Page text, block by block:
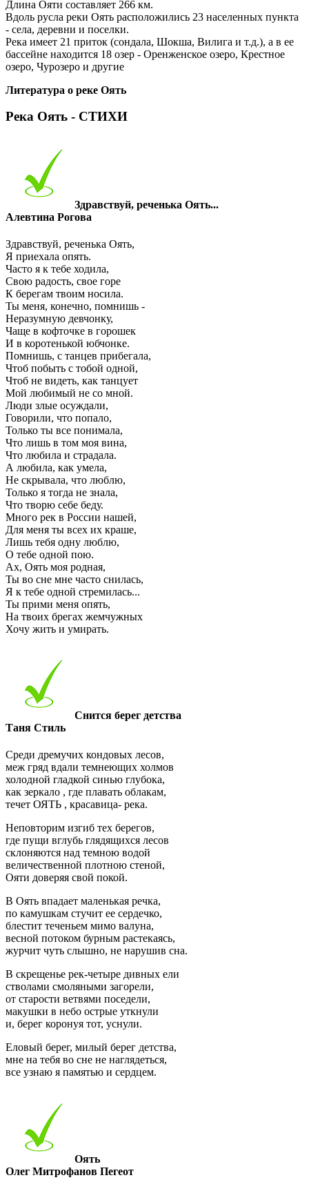
Длина Ояти составляет 266 км.
Вдоль русла реки Оять расположились 23 населенных пункта
- села, деревни и поселки.
Река имеет 21 приток (сондала, Шокша, Вилига и т.д.), а в ее
бассейне находится 18 озер - Оренженское озеро, Крестное
озеро, Чурозеро и другие
Литература о реке Оять
Река Оять - СТИХИ
Здравствуй, реченька Оять...
Алевтина Рогова
Здравствуй, реченька Оять,
Я приехала опять.
Часто я к тебе ходила,
Свою радость, свое горе
К берегам твоим носила.
Ты меня, конечно, помнишь -
Неразумную девчонку,
Чаще в кофточке в горошек
И в коротенькой юбчонке.
Помнишь, с танцев прибегала,
Чтоб побыть с тобой одной,
Чтоб не видеть, как танцует
Мой любимый не со мной.
Люди злые осуждали,
Говорили, что попало,
Только ты все понимала,
Что лишь в том моя вина,
Что любила и страдала.
А любила, как умела,
Не скрывала, что люблю,
Только я тогда не знала,
Что творю себе беду.
Много рек в России нашей,
Для меня ты всех их краше,
Лишь тебя одну люблю,
О тебе одной пою.
Ах, Оять моя родная,
Ты во сне мне часто снилась,
Я к тебе одной стремилась...
Ты прими меня опять,
На твоих брегах жемчужных
Хочу жить и умирать.
Снится берег детства
Таня Стиль
Среди дремучих кондовых лесов,
меж гряд вдали темнеющих холмов
холодной гладкой синью глубока,
как зеркало , где плавать облакам,
течет ОЯТЬ , красавица- река.
Неповторим изгиб тех берегов,
где пущи вглубь глядящихся лесов
склоняются над темною водой
величественной плотною стеной,
Ояти доверяя свой покой.
В Оять впадает маленькая речка,
по камушкам стучит ее сердечко,
блестит теченьем мимо валуна,
весной потоком бурным растекаясь,
журчит чуть слышно, не нарушив сна.
В скрещенье рек-четыре дивных ели
стволами смоляными загорели,
от старости ветвями поседели,
макушки в небо острые уткнули
и, берег коронуя тот, уснули.
Еловый берег, милый берег детства,
мне на тебя во сне не наглядеться,
все узнаю я памятью и сердцем.
Оять
Олег Митрофанов Пегеот